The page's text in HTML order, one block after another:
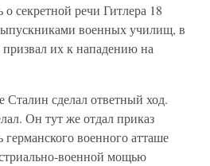
секретной речи Гитлера 18
военных училищ, в
их к нападению на
Сталин сделал ответный ход.
Он тут же отдал приказ
военного атташе
военной мощью